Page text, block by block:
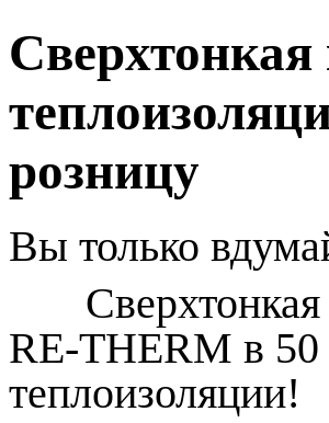
розницу
Вы только
Сверхтонкая
RE-THERM в 50
теплоизоляции!